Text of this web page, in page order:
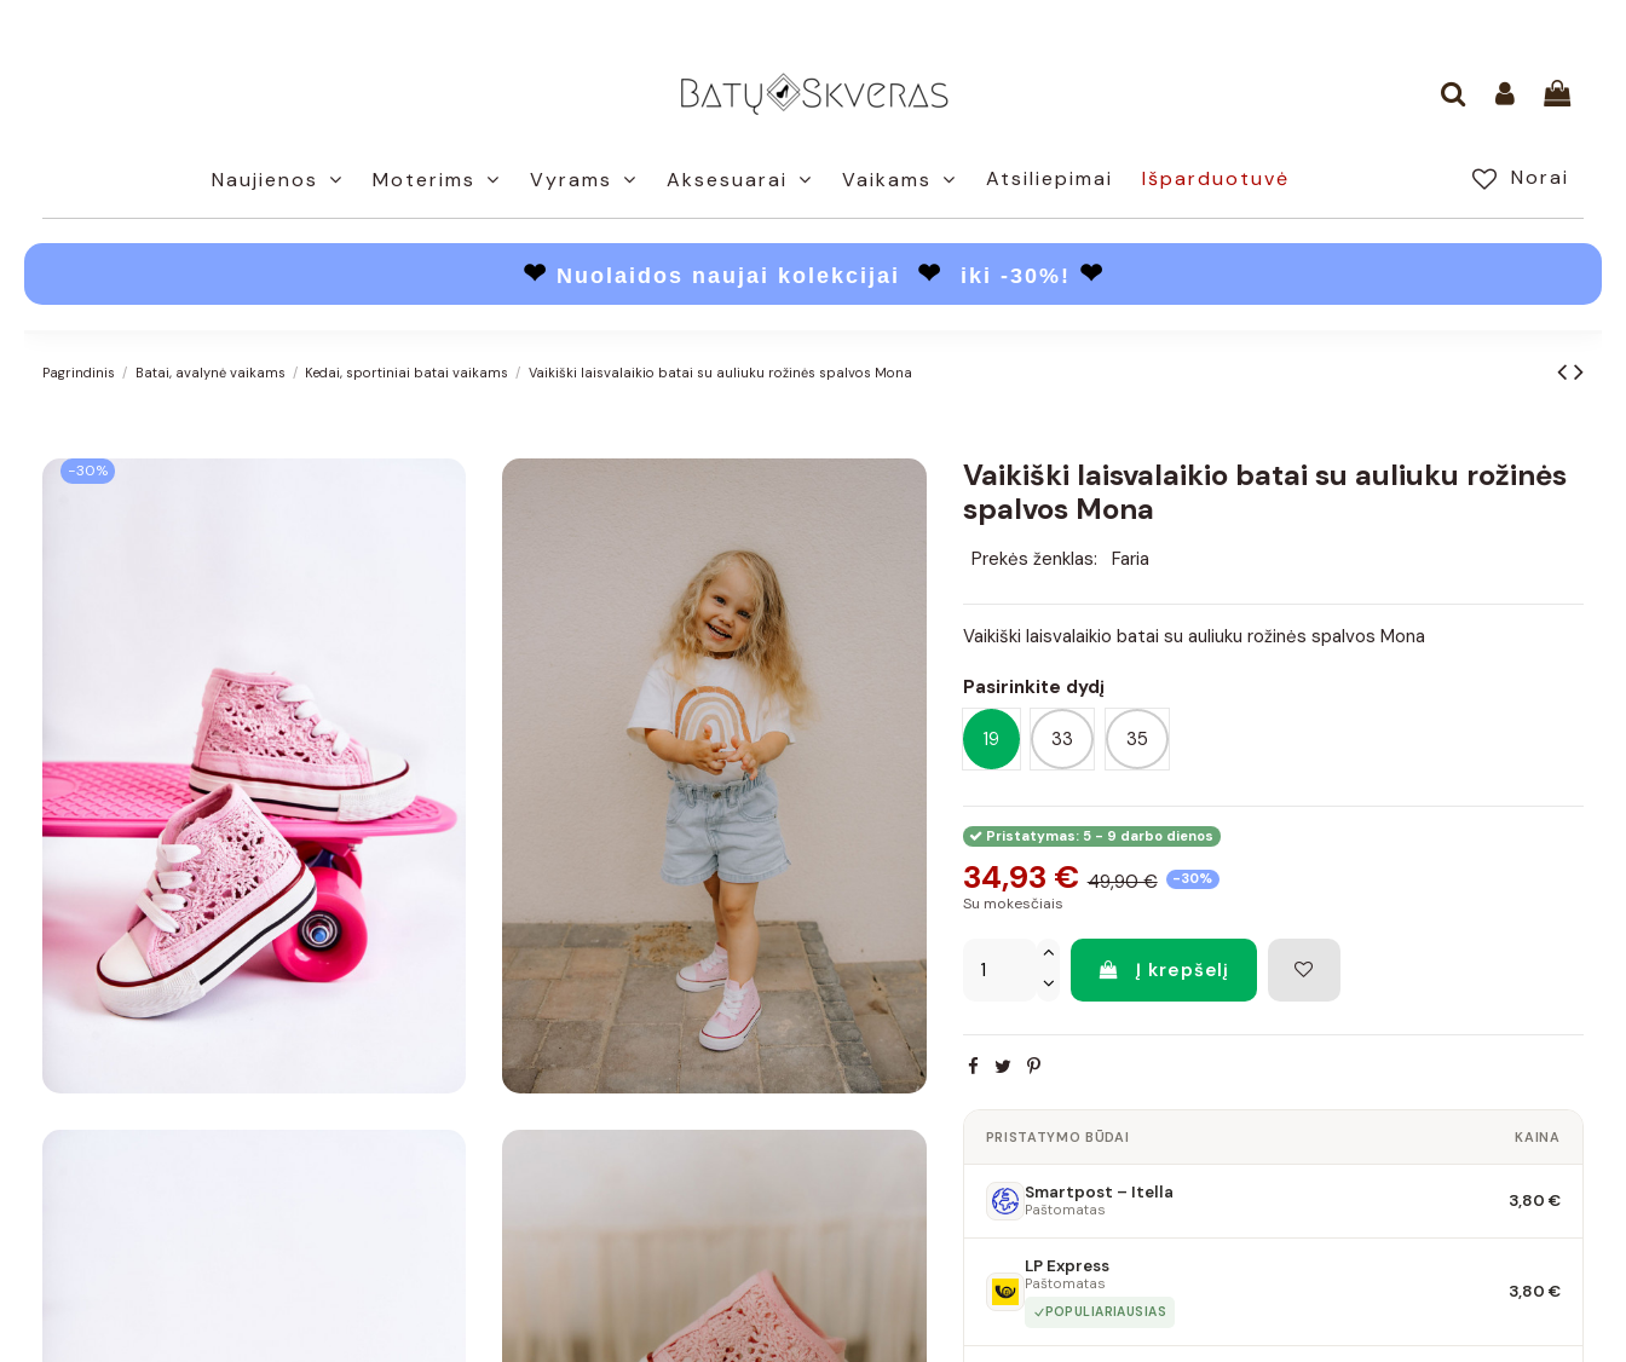
Naujienos Moterims Vyrams Aksesuarai Vaikams Atsiliepimai Norai
Išparduotuvė
❤ Nuolaidos naujai kolekcijai ❤ iki -30%! ❤
Pagrindinis Batai, avalynė vaikams Kedai, sportiniai batai vaikams Vaikiški laisvalaikio batai su auliuku rožinės spalvos Mona
−30%
Vaikiški laisvalaikio batai su auliuku rožinės
spalvos Mona
Prekės ženklas: Faria
Vaikiški laisvalaikio batai su auliuku rožinės spalvos Mona
Pasirinkite dydį
19 33 35
Pristatymas: 5 - 9 darbo dienos
34,93 € 49,90 € -30%
Su mokesčiais
Į krepšelį
PRISTATYMO BŪDAI KAINA
Smartpost – Itella
Paštomatas 3,80 €
LP Express
Paštomatas
POPULIARIAUSIAS
3,80 €